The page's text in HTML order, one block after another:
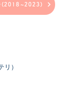
(2018~2023)
）